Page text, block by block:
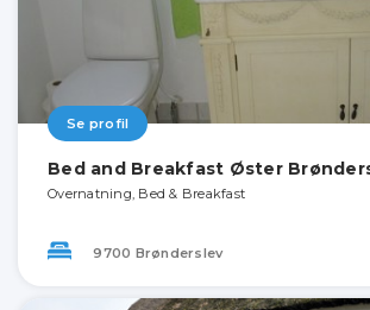
Se profil
Bed and Breakfast Øster
Overnatning, Bed & Breakfast
9700 Brønderslev